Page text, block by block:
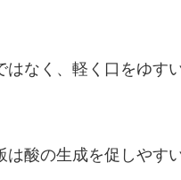
なく、軽く口をゆす
酸の生成を促しやす